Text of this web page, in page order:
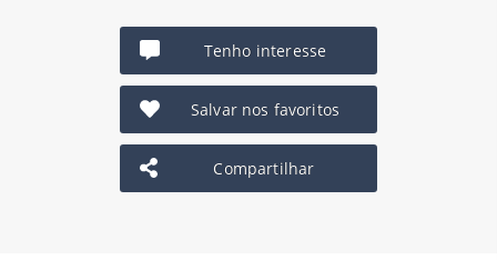
Tenho interesse
Salvar nos favoritos
Compartilhar